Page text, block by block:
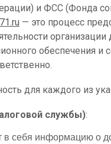
и ФСС (Фонда
— это процесс
обеспечения и
для каждого из
службы):
себя информацию о